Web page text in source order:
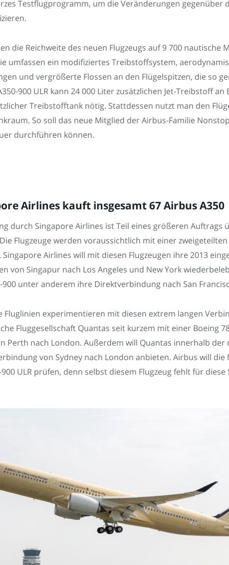
Testflugprogramm, um die Veränderungen gegenüber
die Reichweite des neuen Flugzeugs auf 9 700 nautische
umfassen ein modifiziertes Treibstoffsystem,
und vergrößerte Flossen an den Flügelspitzen, die so
900 ULR kann 24 000 Liter zusätzlichen Jet-Treibstoff
Treibstofftank nötig. Stattdessen nutzt man den
So soll das neue Mitglied der Airbus-Familie
durchführen können.
Airlines kauft insgesamt 67 Airbus A350
durch Singapore Airlines ist Teil eines größeren Auftrags
Flugzeuge werden voraussichtlich mit einer
Airlines will mit diesen Flugzeugen ihre 2013
von Singapur nach Los Angeles und New York
900 unter anderem ihre Direktverbindung nach San
Fluglinien experimentieren mit diesen extrem langen
Fluggesellschaft Quantas seit kurzem mit einer Boeing
Perth nach London. Außerdem will Quantas innerhalb der
von Sydney nach London anbieten. Airbus will
900 ULR prüfen, denn selbst diesem Flugzeug fehlt für diese